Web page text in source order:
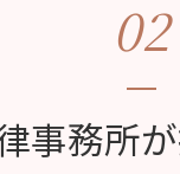
02
事務所